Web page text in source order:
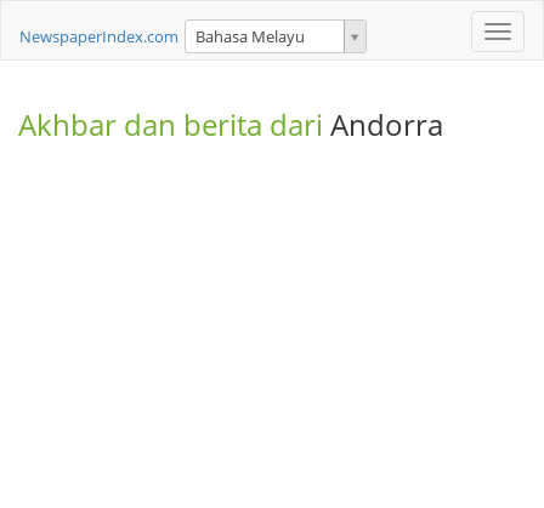
Toggle
NewspaperIndex.com Bahasa Melayu
Akhbar dan berita dari Andorra